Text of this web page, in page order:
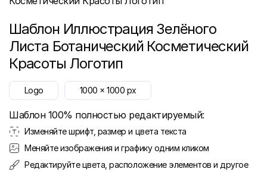
Шаблон Иллюстрация Зелёного
Листа Ботанический Косметический
Красоты Логотип
Logo 1000 x1000 px
Шаблон 100% полностью редактируемый:
Изменяйте шрифт, размер и цвета текста
Меняйте изображения и графику одним кликом
Редактируйте цвета, расположение элементов и другое